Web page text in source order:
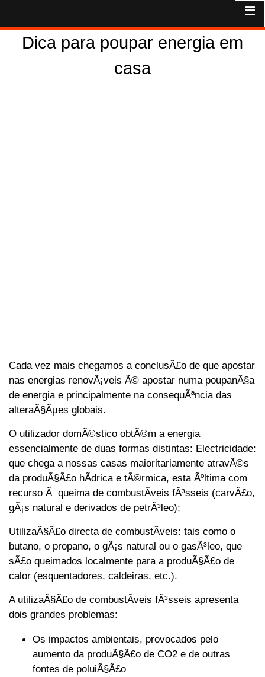
☰
Dica para poupar energia em
casa
Cada vez mais chegamos a conclusÃ£o de que apostar
nas energias renovÃ¡veis Ã© apostar numa poupanÃ§a
de energia e principalmente na consequÃªncia das
alteraÃ§Ãµes globais.
O utilizador domÃ©stico obtÃ©m a energia
essencialmente de duas formas distintas: Electricidade:
que chega a nossas casas maioritariamente atravÃ©s
da produÃ§Ã£o hÃ­drica e tÃ©rmica, esta Ãºltima com
recurso Ã queima de combustÃ­veis fÃ³sseis (carvÃ£o,
gÃ¡s natural e derivados de petrÃ³leo);
UtilizaÃ§Ã£o directa de combustÃ­veis: tais como o
butano, o propano, o gÃ¡s natural ou o gasÃ³leo, que
sÃ£o queimados localmente para a produÃ§Ã£o de
calor (esquentadores, caldeiras, etc.).
A utilizaÃ§Ã£o de combustÃ­veis fÃ³sseis apresenta
dois grandes problemas:
Os impactos ambientais, provocados pelo
aumento da produÃ§Ã£o de CO2 e de outras
fontes de poluiÃ§Ã£o